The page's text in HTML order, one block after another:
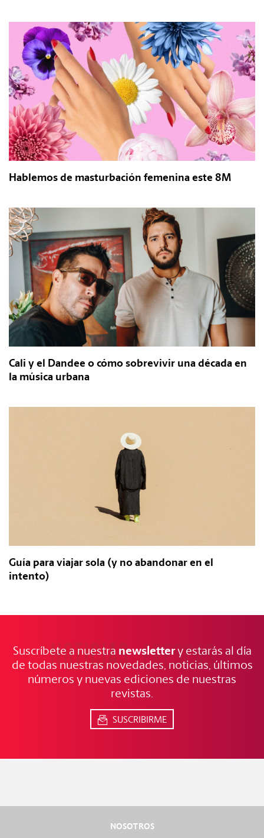
Hablemos de masturbación femenina este 8M
Cali y el Dandee o cómo sobrevivir una década en
la música urbana
Guía para viajar sola (y no abandonar en el
intento)
NOTICIAS FRESCAS
Suscríbete a nuestra newslettery estarás al día
de todas nuestras novedades, noticias, últimos
números y nuevas ediciones de nuestras
revistas.
SUSCRIBIRME
NOSOTROS